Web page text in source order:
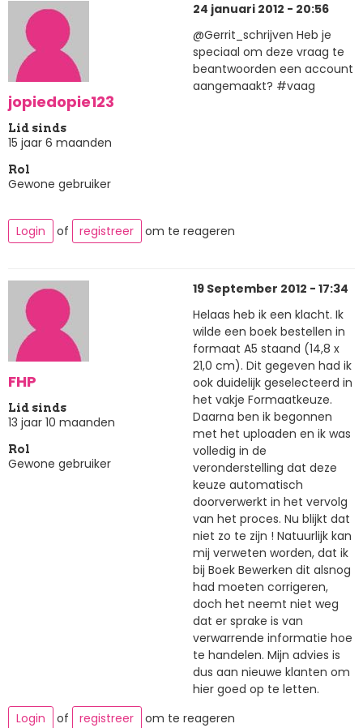
jopiedopie123
Lid sinds
15 jaar 6 maanden
Rol
Gewone gebruiker
24 januari 2012 - 20:56
@Gerrit_schrijven Heb je
speciaal om deze vraag te
beantwoorden een account
aangemaakt? #vaag
Login of registreer om te reageren
FHP
Lid sinds
13 jaar 10 maanden
Rol
Gewone gebruiker
19 September 2012 - 17:34
Helaas heb ik een klacht. Ik
wilde een boek bestellen in
formaat A5 staand (14,8 x
21,0 cm). Dit gegeven had ik
ook duidelijk geselecteerd in
het vakje Formaatkeuze.
Daarna ben ik begonnen
met het uploaden en ik was
volledig in de
veronderstelling dat deze
keuze automatisch
doorverwerkt in het vervolg
van het proces. Nu blijkt dat
niet zo te zijn ! Natuurlijk kan
mij verweten worden, dat ik
bij Boek Bewerken dit alsnog
had moeten corrigeren,
doch het neemt niet weg
dat er sprake is van
verwarrende informatie hoe
te handelen. Mijn advies is
dus aan nieuwe klanten om
hier goed op te letten.
Login
of registreer om te reageren